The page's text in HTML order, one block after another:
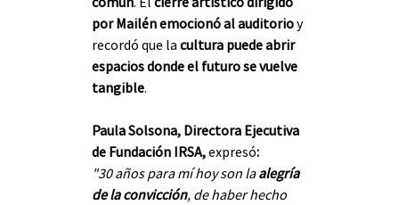
por Mailén emocionó al auditorio y
recordó que la cultura puede abrir
espacios donde el futuro se vuelve
tangible.
Paula Solsona, Directora Ejecutiva
de Fundación IRSA, expresó:
"30 años para mí hoy son la alegría
de la convicción, de haber hecho